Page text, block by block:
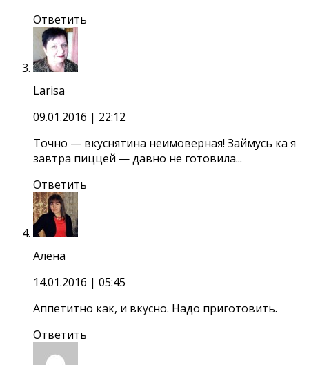
Ответить
Larisa
09.01.2016 | 22:12
Точно — вкуснятина неимоверная! Займусь ка я
завтра пиццей — давно не готовила...
Ответить
Алена
14.01.2016 | 05:45
Аппетитно как, и вкусно. Надо приготовить.
Ответить